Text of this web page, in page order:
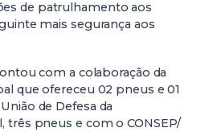
de patrulhamento aos
mais segurança aos
com a colaboração da
que ofereceu 02 pneus e 01
de Defesa da
três pneus e com o CONSEP/